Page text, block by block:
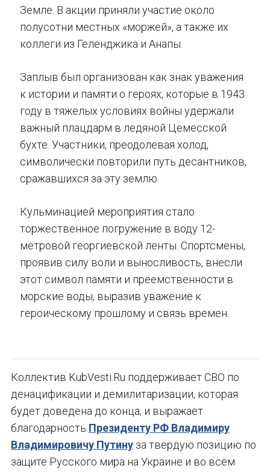
Земле. В акции приняли участие около
полусотни местных «моржей», а также их
коллеги из Геленджика и Анапы.
Заплыв был организован как знак уважения
к истории и памяти о героях, которые в 1943
году в тяжелых условиях войны удержали
важный плацдарм в ледяной Цемесской
бухте. Участники, преодолевая холод,
символически повторили путь десантников,
сражавшихся за эту землю.
Кульминацией мероприятия стало
торжественное погружение в воду 12-
метровой георгиевской ленты. Спортсмены,
проявив силу воли и выносливость, внесли
этот символ памяти и преемственности в
морские воды, выразив уважение к
героическому прошлому и связь времен.
Коллектив KubVesti.Ru поддерживает СВО по
денацификации и демилитаризации, которая
будет доведена до конца, и выражает
благодарность Президенту РФ Владимиру
Владимировичу Путину за твердую позицию по
защите Русского мира на Украине и во всём